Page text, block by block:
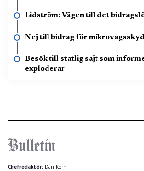
Lidström: Vägen till det
Nej till bidrag för
Besök till statlig sajt som
exploderar
Chefredaktör: Dan Korn